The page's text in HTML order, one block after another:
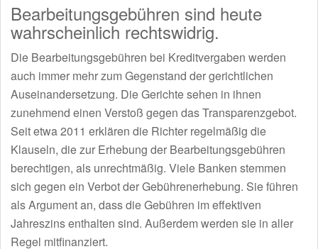
Bearbeitungsgebühren sind heute
wahrscheinlich rechtswidrig.
Die Bearbeitungsgebühren bei Kreditvergaben werden
auch immer mehr zum Gegenstand der gerichtlichen
Auseinandersetzung. Die Gerichte sehen in ihnen
zunehmend einen Verstoß gegen das Transparenzgebot.
Seit etwa 2011 erklären die Richter regelmäßig die
Klauseln, die zur Erhebung der Bearbeitungsgebühren
berechtigen, als unrechtmäßig. Viele Banken stemmen
sich gegen ein Verbot der Gebührenerhebung. Sie führen
als Argument an, dass die Gebühren im effektiven
Jahreszins enthalten sind. Außerdem werden sie in aller
Regel mitfinanziert.